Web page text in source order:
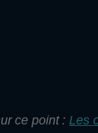
ce point : Les